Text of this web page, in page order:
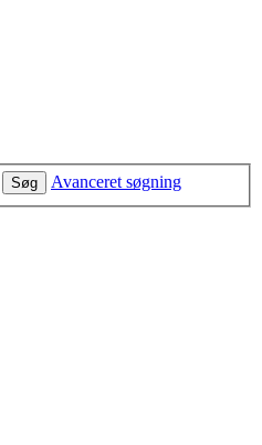
Søg Avanceret søgning